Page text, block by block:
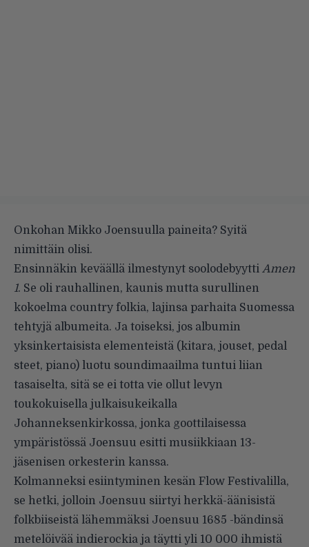
Onkohan Mikko Joensuulla paineita? Syitä
nimittäin olisi.
Ensinnäkin keväällä ilmestynyt soolodebyytti Amen
1. Se oli rauhallinen, kaunis mutta surullinen
kokoelma country folkia, lajinsa parhaita Suomessa
tehtyjä albumeita. Ja toiseksi, jos albumin
yksinkertaisista elementeistä (kitara, jouset, pedal
steet, piano) luotu soundimaailma tuntui liian
tasaiselta, sitä se ei totta vie ollut levyn
toukokuisella julkaisukeikalla
Johanneksenkirkossa, jonka goottilaisessa
ympäristössä Joensuu esitti musiikkiaan 13-
jäsenisen orkesterin kanssa.
Kolmanneksi esiintyminen kesän Flow Festivalilla,
se hetki, jolloin Joensuu siirtyi herkkä-äänisistä
folkbiiseistä lähemmäksi Joensuu 1685 -bändinsä
metelöivää indierockia ja täytti yli 10 000 ihmistä